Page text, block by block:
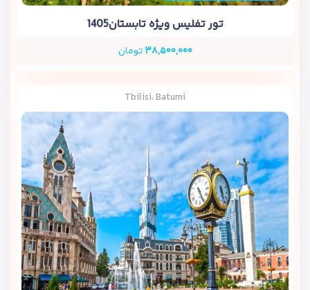
تور تفلیس ویژه تابستان1405
۳۸,۵۰۰,۰۰۰تومان
Tbilisi، Batumi